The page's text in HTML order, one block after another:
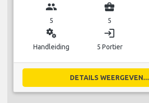
group
5
business_center
5
miscellaneous_services
Handleiding
login
5 Portier
DETAILS WEERGEVEN...